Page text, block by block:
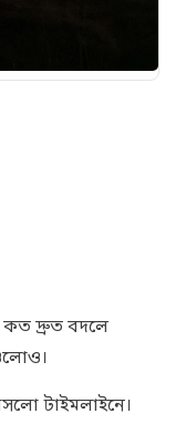
কত দ্রুত বদলে
টাইমলাইনে।